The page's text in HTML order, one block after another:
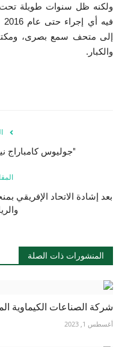
الرعاة
الشركاء
Arabic
ولكنه ظل سنوات طويلة تحت
إلى متحف سمع بصرى،
والكبار.
"جوليوس كامباراج
بعد إشادة الاتحاد الإفريقي
المنشورات ذات الصلة
شركة الصناعات الكيماوية
أغسطس 1, 2023